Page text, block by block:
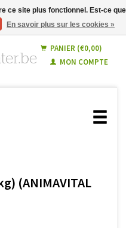
Français
PANIER (€0,00)
MON COMPTE
(ANIMAVITAL
ce site plus fonctionnel. Est-ce que
En savoir plus sur les cookies »